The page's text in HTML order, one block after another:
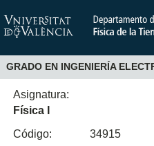
GRADO EN INGENIERÍA
Asignatura:
Física I
Código:
34915